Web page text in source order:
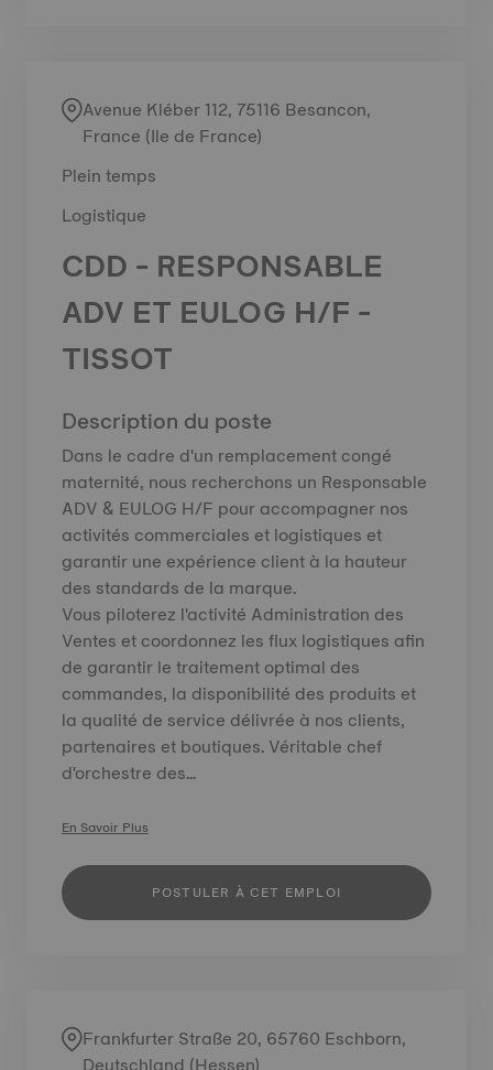
Avenue Kléber 112, 75116 Besancon,
France (Ile de France)
Plein temps
Logistique
CDD - RESPONSABLE
ADV ET EULOG H/F -
TISSOT
Description du poste
Dans le cadre d'un remplacement congé
maternité, nous recherchons un Responsable
ADV & EULOG H/F pour accompagner nos
activités commerciales et logistiques et
garantir une expérience client à la hauteur
des standards de la marque.
Vous piloterez l'activité Administration des
Ventes et coordonnez les flux logistiques afin
de garantir le traitement optimal des
commandes, la disponibilité des produits et
la qualité de service délivrée à nos clients,
partenaires et boutiques. Véritable chef
d'orchestre des...
En Savoir Plus
POSTULER À CET EMPLOI
Frankfurter Straße 20, 65760 Eschborn,